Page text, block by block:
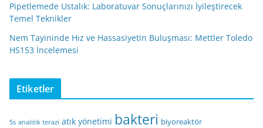
Pipetlemede Ustalık: Laboratuvar Sonuçlarınızı İyileştirecek
Temel Teknikler
Nem Tayininde Hız ve Hassasiyetin Buluşması: Mettler Toledo
HS153 İncelemesi
Etiketler
5s analitik terazi atık yönetimi bakteri biyoreaktör